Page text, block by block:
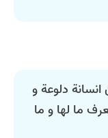
و 23 سنة تكون انسانة دلوعة و
ما لها و ما